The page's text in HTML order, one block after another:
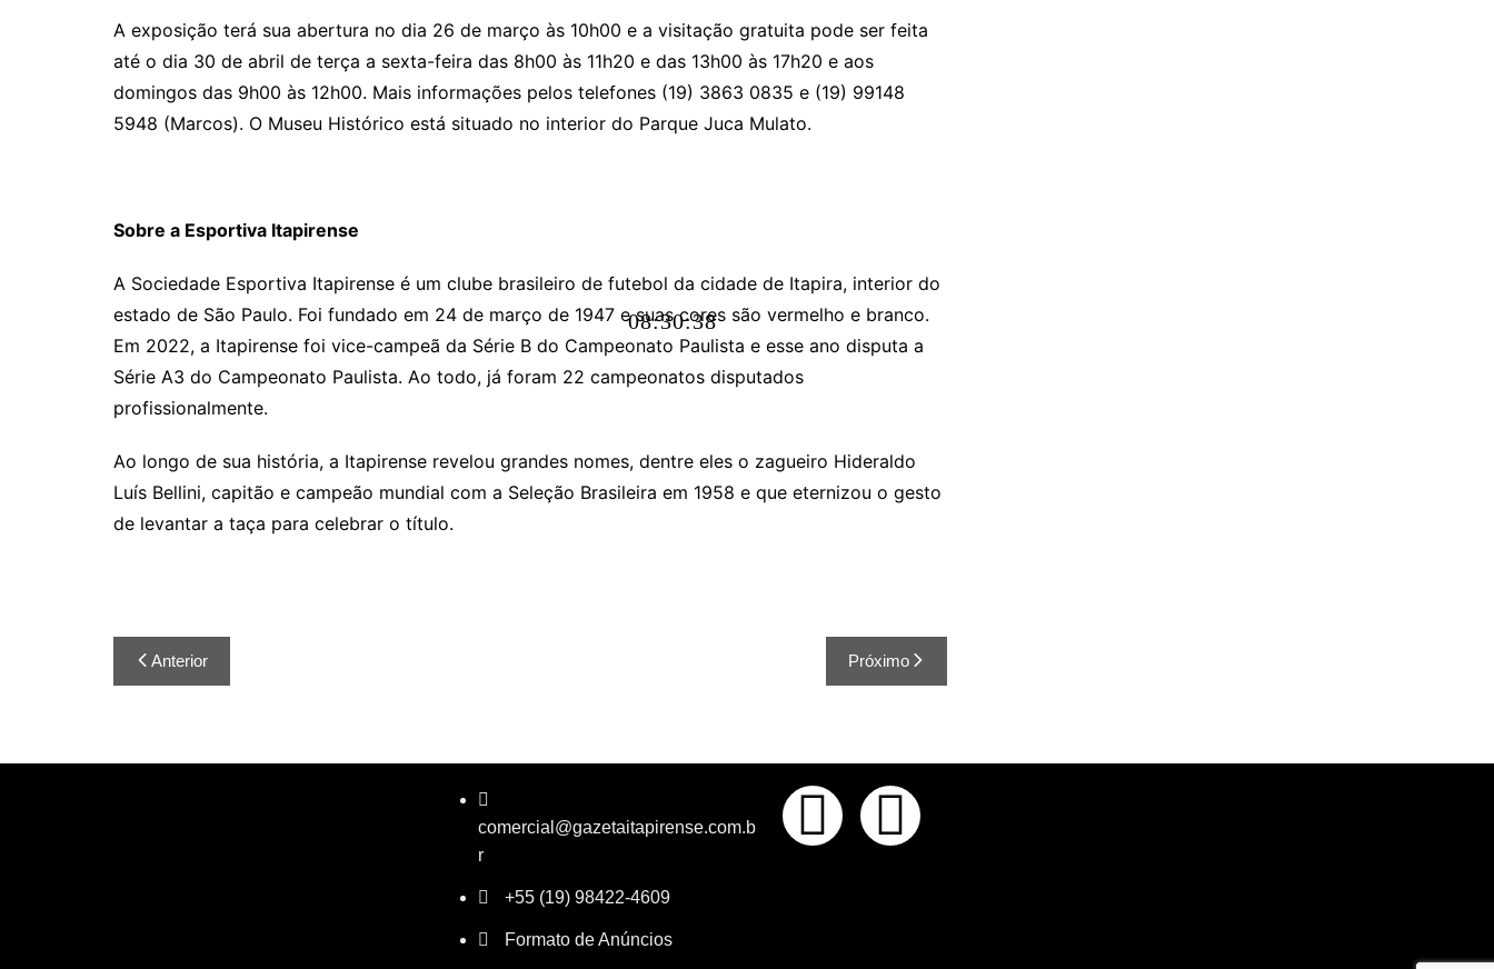
08:30:39
A exposição terá sua abertura no dia 26 de março às 10h00 e a visitação gratuita pode ser feita
até o dia 30 de abril de terça a sexta-feira das 8h00 às 11h20 e das 13h00 às 17h20 e aos
domingos das 9h00 às 12h00. Mais informações pelos telefones (19) 3863 0835 e (19) 99148
5948 (Marcos). O Museu Histórico está situado no interior do Parque Juca Mulato.
Sobre a Esportiva Itapirense
A Sociedade Esportiva Itapirense é um clube brasileiro de futebol da cidade de Itapira, interior do
estado de São Paulo. Foi fundado em 24 de março de 1947 e suas cores são vermelho e branco.
Em 2022, a Itapirense foi vice-campeã da Série B do Campeonato Paulista e esse ano disputa a
Série A3 do Campeonato Paulista. Ao todo, já foram 22 campeonatos disputados
profissionalmente.
Ao longo de sua história, a Itapirense revelou grandes nomes, dentre eles o zagueiro Hideraldo
Luís Bellini, capitão e campeão mundial com a Seleção Brasileira em 1958 e que eternizou o gesto
de levantar a taça para celebrar o título.
Anterior Próximo
comercial@gazetaitapirense.com.b
r
+55 (19) 98422-4609
Formato de Anúncios